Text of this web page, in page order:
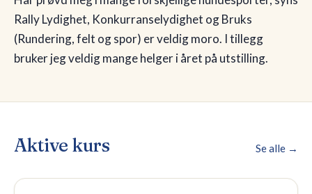
Rally Lydighet, Konkurranselydighet og Bruks
(Rundering, felt og spor) er veldig moro. I tillegg
bruker jeg veldig mange helger i året på utstilling.
Aktive kurs Se alle →